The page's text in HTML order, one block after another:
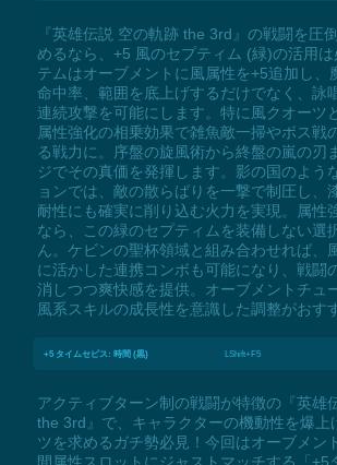
『英雄伝説 空の軌跡 the 3rd』の戦闘を圧
めるなら、+5 風のセプティム (緑)の活用は
テムはオーブメントに風属性を+5追加し、
命中率、範囲を底上げするだけでなく、詠
連続攻撃を可能にします。特に風クオーツ
属性強化の相乗効果で雑魚敵一掃やボス戦
る戦力に。序盤の旋風術から終盤の嵐の刃
ジでその真価を発揮します。影の国のよう
ョンでは、敵の散らばりを一撃で制圧し、
耐性にも確実に削り込む火力を実現。属性
なら、この緑のセプティムを装備しない選
ん。ケビンの聖杯領域と組み合わせれば、
に活かした連携コンボも可能になり、戦闘
消しつつ爽快感を提供。オーブメントチュ
風系スキルの成長性を意識した調整がおす
+5 タイムセピス: 時間 (黒) LShift+F5
アクティブターン制の戦闘が特徴の『英雄
the 3rd』で、キャラクターの機動性を爆上
ツを求めるガチ勢必見！今回はオーブメン
間属性スロットにジャストマッチする「+5